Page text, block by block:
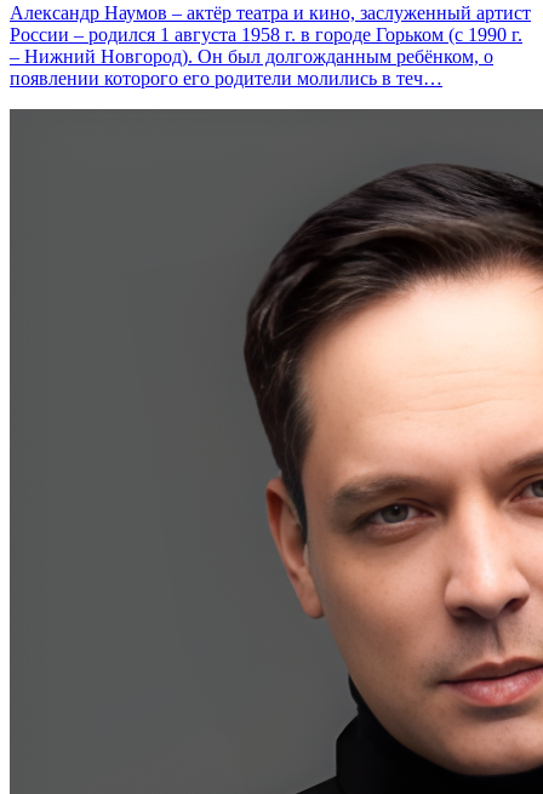
Александр Наумов – актёр театра и кино, заслуженный артист
России – родился 1 августа 1958 г. в городе Горьком (с 1990 г.
– Нижний Новгород). Он был долгожданным ребёнком, о
появлении которого его родители молились в теч…